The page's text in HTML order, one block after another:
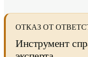
ОТКАЗ ОТ
Инструмент